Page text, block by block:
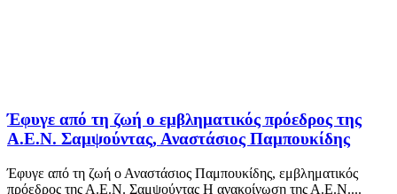
Έφυγε από τη ζωή ο εμβληματικός πρόεδρος της
Α.Ε.Ν. Σαμψούντας, Αναστάσιος Παμπουκίδης
Έφυγε από τη ζωή ο Αναστάσιος Παμπουκίδης, εμβληματικός
πρόεδρος της Α.Ε.Ν. Σαμψούντας Η ανακοίνωση της Α.Ε.Ν....